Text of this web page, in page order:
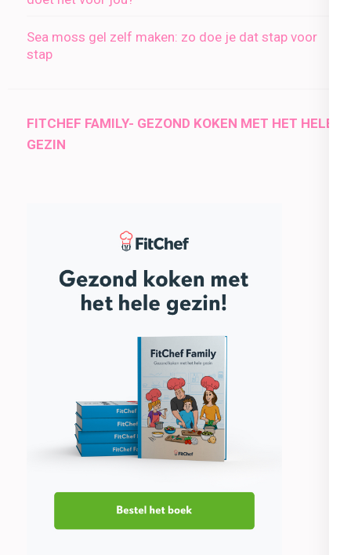
Sea moss gel zelf maken: zo doe je dat stap voor
stap
FITCHEF FAMILY- GEZOND KOKEN MET HET HELE
GEZIN